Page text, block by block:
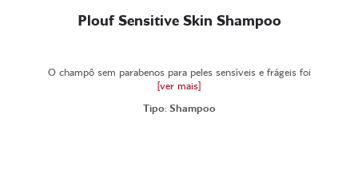
Plouf Sensitive Skin Shampoo
O champô sem parabenos para peles sensíveis e frágeis foi
[ver mais]
Tipo: Shampoo